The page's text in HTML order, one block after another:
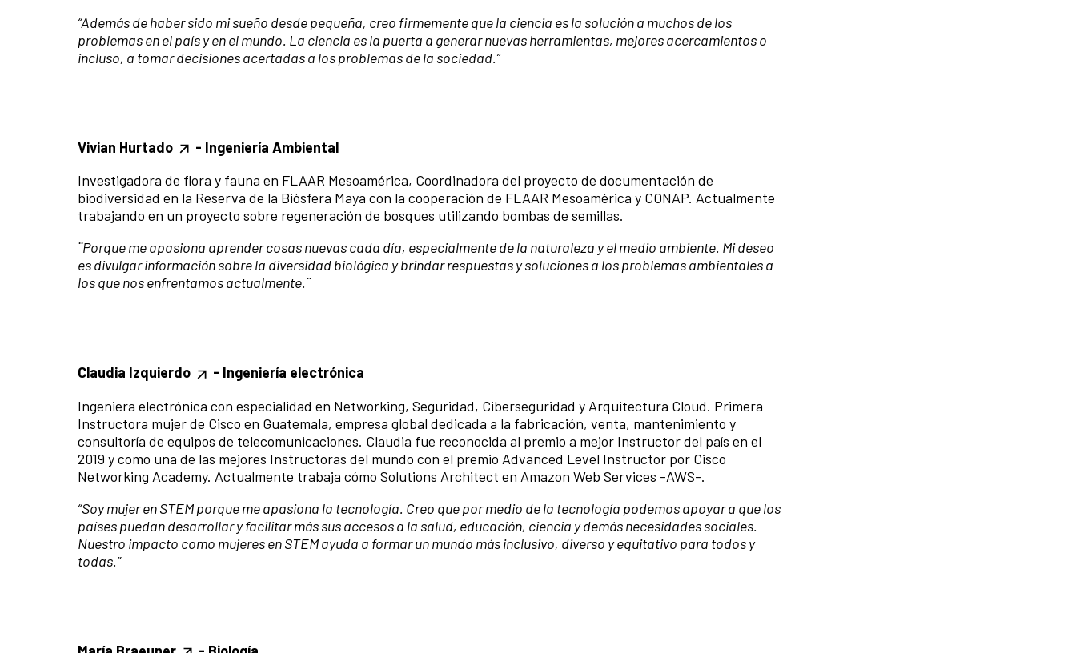
“Además de haber sido mi sueño desde pequeña, creo firmemente que la ciencia es la solución a muchos de los
problemas en el país y en el mundo. La ciencia es la puerta a generar nuevas herramientas, mejores acercamientos o
incluso, a tomar decisiones acertadas a los problemas de la sociedad.”
Vivian Hurtado
- Ingeniería Ambiental
Investigadora de flora y fauna en FLAAR Mesoamérica, Coordinadora del proyecto de documentación de
biodiversidad en la Reserva de la Biósfera Maya con la cooperación de FLAAR Mesoamérica y CONAP. Actualmente
trabajando en un proyecto sobre regeneración de bosques utilizando bombas de semillas.
¨Porque me apasiona aprender cosas nuevas cada día, especialmente de la naturaleza y el medio ambiente. Mi deseo
es divulgar información sobre la diversidad biológica y brindar respuestas y soluciones a los problemas ambientales a
los que nos enfrentamos actualmente.¨
Claudia Izquierdo
- Ingeniería electrónica
Ingeniera electrónica con especialidad en Networking, Seguridad, Ciberseguridad y Arquitectura Cloud. Primera
Instructora mujer de Cisco en Guatemala, empresa global dedicada a la fabricación, venta, mantenimiento y
consultoría de equipos de telecomunicaciones. Claudia fue reconocida al premio a mejor Instructor del país en el
2019 y como una de las mejores Instructoras del mundo con el premio Advanced Level Instructor por Cisco
Networking Academy. Actualmente trabaja cómo Solutions Architect en Amazon Web Services -AWS-.
“Soy mujer en STEM porque me apasiona la tecnología. Creo que por medio de la tecnología podemos apoyar a que los
países puedan desarrollar y facilitar más sus accesos a la salud, educación, ciencia y demás necesidades sociales.
Nuestro impacto como mujeres en STEM ayuda a formar un mundo más inclusivo, diverso y equitativo para todos y
todas.”